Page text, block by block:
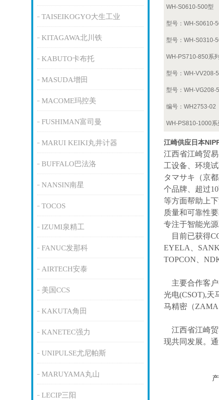
TAISEIKOGYO大生工业
KITAGAWA北川铁
KABUTO卡布托
MASUDA增田
MACOME玛控美
FUSHIMAN富司曼
MARUI KEIKI丸井计器
BUFFALO巴法洛
NANSIN南星
TOCOS
IZUMI泉精工
FANUC发那科
AIRTECH安泰
美国CCS
KAKUTA角田
KANETEC强力
UNIPULSE尤尼帕斯
MARUYAMA丸山
LECIP三阳
WH-S0610-500型
型号：WH-S0610-
型号：WH-S0310-
WH-PS710-850系
型号：WH-VV208-
型号：WH-VG208-
编号：WH2753-02
WH-PS810-1000系
江崎供应日本
江西省江崎贸
工设备、环境
タマサキ（京
个品牌、超过
等方面帮助上
质量和可靠性
专注于智能光
目前已获得
EYELA、
TOPCON、
主要合作客
光电(CSOT),天
马精密（
江西省江崎
现共同发展。